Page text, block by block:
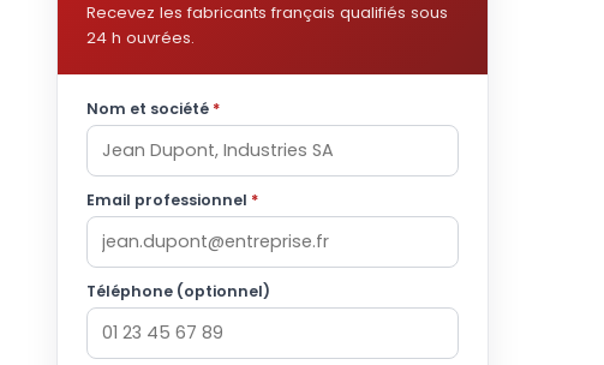
Recevez les fabricants français qualifiés sous
24 h ouvrées.
Nom et société *
Email professionnel *
Téléphone (optionnel)